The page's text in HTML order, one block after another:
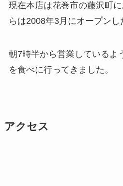
現在本店は花巻市の藤沢町
らは2008年3月にオープンし
朝7時半から営業しているよ
を食べに行ってきました。
アクセス